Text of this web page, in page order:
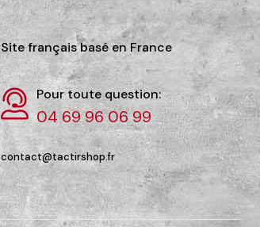
Site français basé en France
Pour toute question:
04 69 96 06 99
contact@tactirshop.fr